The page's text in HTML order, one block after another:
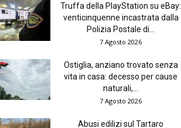
Truffa della PlayStation su eBay:
venticinquenne incastrata dalla
Polizia Postale di...
7 Agosto 2026
Ostiglia, anziano trovato senza
vita in casa: decesso per cause
naturali,...
7 Agosto 2026
Abusi edilizi sul Tartaro